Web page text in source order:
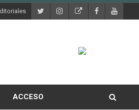
ACCESO